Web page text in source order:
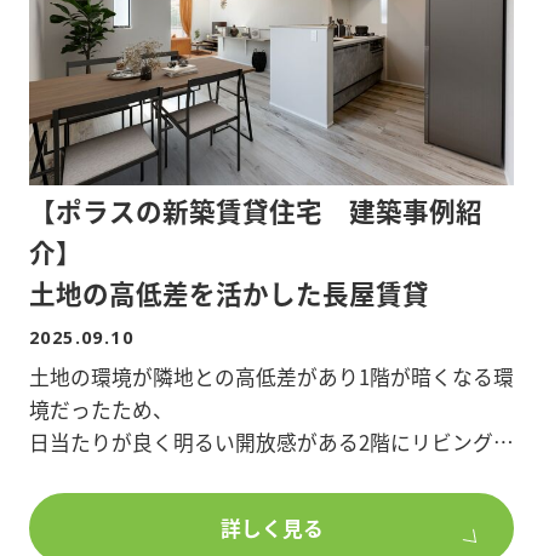
従事してまいりました。
その後、住宅関連大手のPOLUSグループ経理部に税
理士として勤務し、2年間にわたり大規模法人の決
算・税務対応、グループ内再編など幅広い実務を経
験いたしました。
現在は地元に根差した税務会計事務所を運営し、法
人・個人のお客様に寄り添った支援を行っておりま
す。
特に、相続・事業承継対策、法人の経営改善サポー
ト、会計・税務の実務に強みを持っております。
また、農業経営アドバイザーとして、農業分野にお
ける経営・税務相談にも取り組み、地域に貢献でき
るよう努めております。
【参加費】無料
【申込】FAX・お電話・セミナーページよりお申し
【ポラスの新築賃貸住宅 建築事例紹
介】
土地の高低差を活かした長屋賃貸
2025.09.10
土地の環境が隣地との高低差があり1階が暗くなる環
境だったため、
日当たりが良く明るい開放感がある2階にリビングを
駅から少し離れた緑豊かで閑静な立地。
良好な住環境を活かし、カップルや新婚さんに最適
詳しく見る